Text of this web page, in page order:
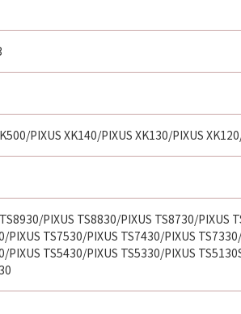
PIXUS XK140/PIXUS XK130/PIXUS
PIXUS TS8830/PIXUS TS8730/
PIXUS TS7530/PIXUS TS7430/PIXUS
PIXUS TS5430/PIXUS TS5330/PIXUS